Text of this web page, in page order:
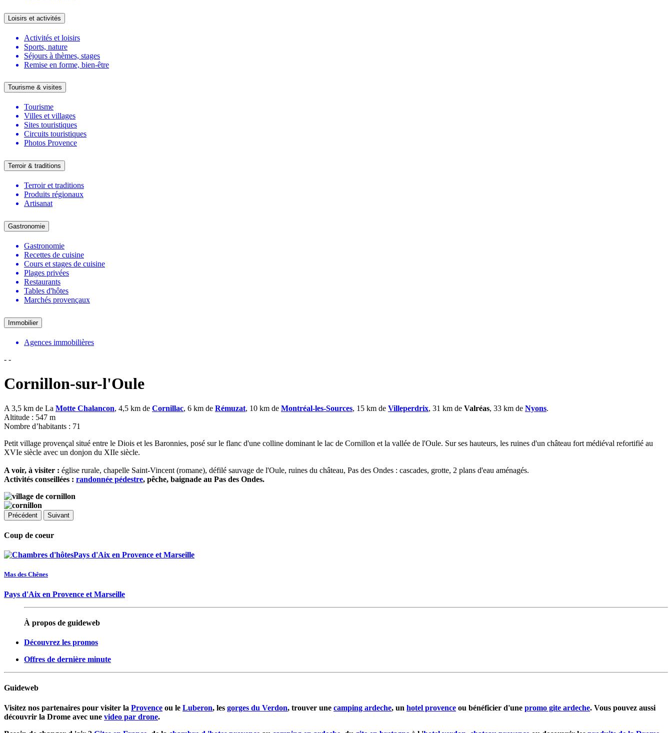
Loisirs et activités
Activités et loisirs
Sports, nature
Séjours à thèmes, stages
Remise en forme, bien-être
Tourisme & visites
Tourisme
Villes et villages
Sites touristiques
Circuits touristiques
Photos Provence
Terroir & traditions
Terroir et traditions
Produits régionaux
Artisanat
Gastronomie
Gastronomie
Recettes de cuisine
Cours et stages de cuisine
Plages privées
Restaurants
Tables d'hôtes
Marchés provençaux
Immobilier
Agences immobilières
- -
Cornillon-sur-l'Oule
A 3,5 km de La Motte Chalancon, 4,5 km de Cornillac, 6 km de Rémuzat, 10 km de Montréal-les-Sources, 15 km de Villeperdrix, 31 km de Valréas, 33 km de Nyons.
Altitude : 547 m
Nombre d’habitants : 71
Petit village provençal situé entre le Diois et les Baronnies, posé sur le flanc d'une colline dominant le lac de Cornillon et la vallée de l'Oule. Sur ses hauteurs, les ruines d'un château fort médiéval refortifié au
XVIe siècle avec un donjon du XIIe siècle.
A voir, à visiter : église rurale, chapelle Saint-Vincent (romane), défilé sauvage de l'Oule, ruines du château, Pas des Ondes : cascades, grotte, 2 plans d'eau aménagés.
Activités conseillées : randonnée pédestre, pêche, baignade au Pas des Ondes.
Précédent Suivant
Coup de coeur
Mas des Chênes
Pays d'Aix en Provence et Marseille
À propos de guideweb
Découvrez les promos
Offres de dernière minute
Guideweb
Visitez nos partenaires pour visiter la Provence ou le Luberon, les gorges du Verdon, trouver une camping ardeche, un hotel provence ou bénéficier d'une promo gite ardeche. Vous pouvez aussi
découvrir la Drome avec une video par drone.